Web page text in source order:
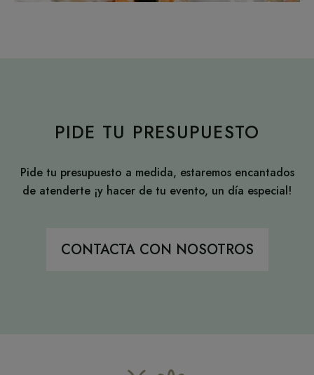
PIDE TU PRESUPUESTO
Pide tu presupuesto a medida, estaremos encantados
de atenderte ¡y hacer de tu evento, un día especial!
CONTACTA CON NOSOTROS